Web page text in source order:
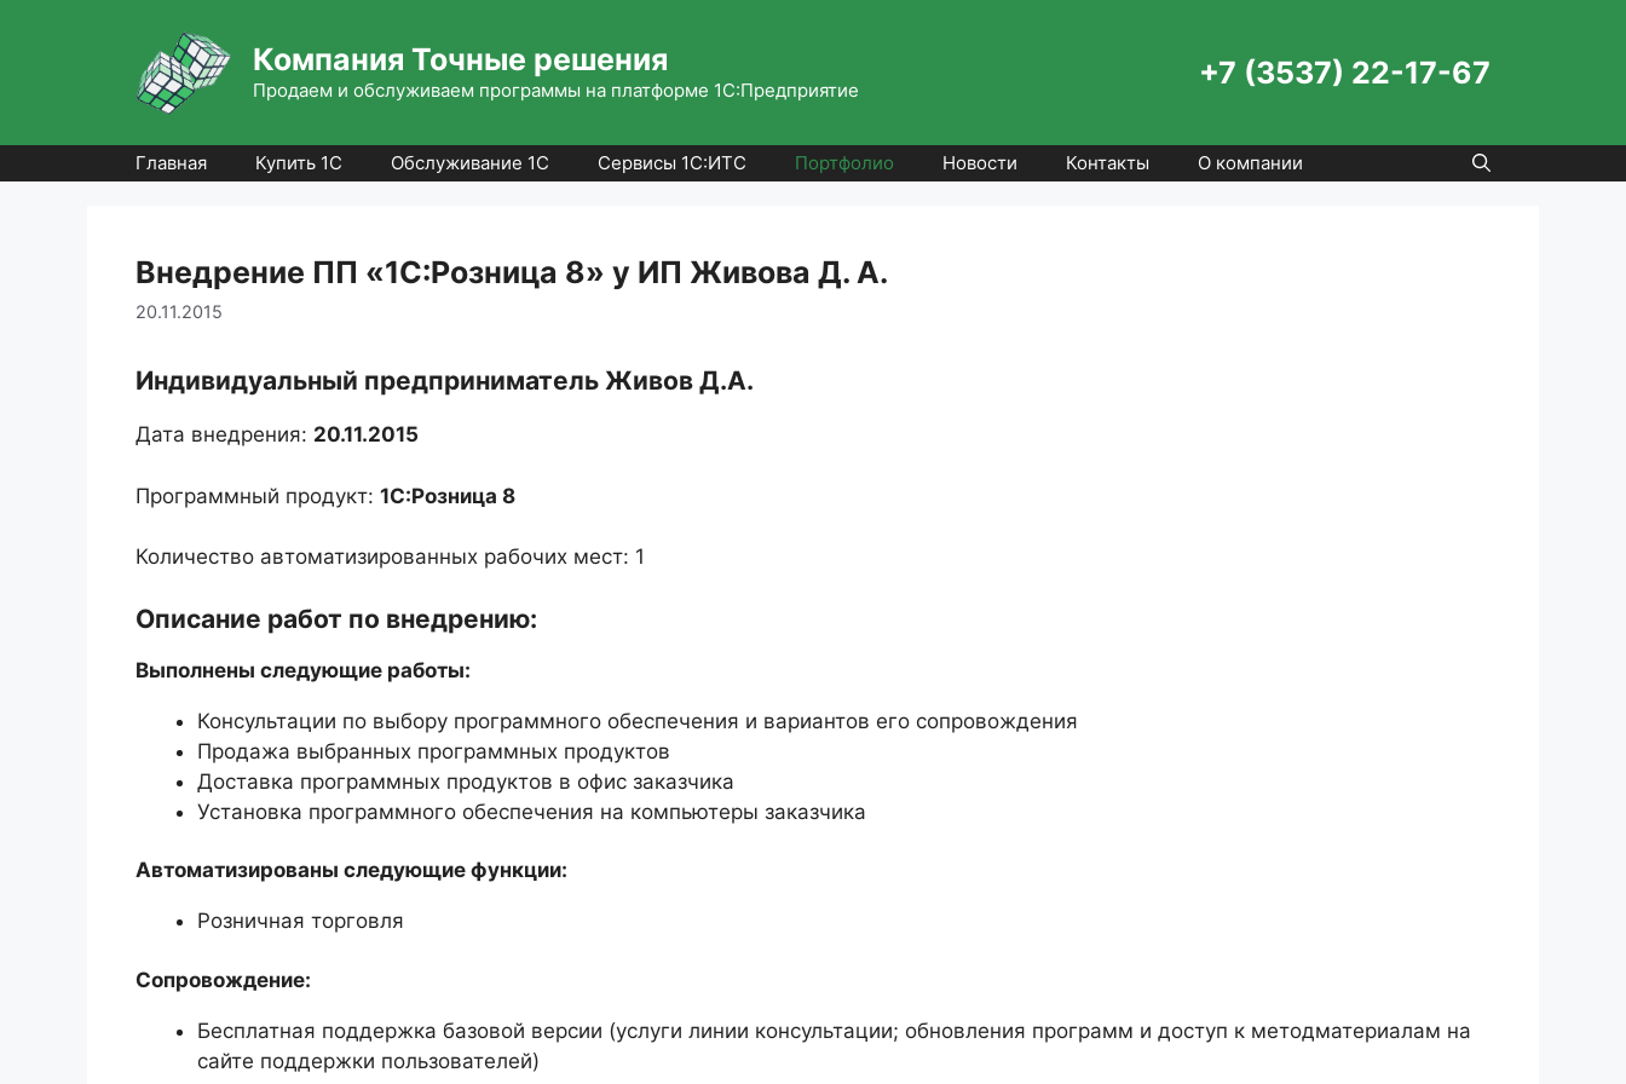
содержимому
Компания Точные решения
Продаем и обслуживаем программы на платформе 1С:Предприятие +7 (3537) 22-17-67
Главная Купить 1С Обслуживание 1С Сервисы 1С:ИТС Портфолио Новости Контакты О компании
Внедрение ПП «1С:Розница 8» у ИП Живова Д. А.
20.11.2015
Индивидуальный предприниматель Живов Д.А.
Дата внедрения: 20.11.2015
Программный продукт: 1С:Розница 8
Количество автоматизированных рабочих мест: 1
Описание работ по внедрению:
Выполнены следующие работы:
Консультации по выбору программного обеспечения и вариантов его сопровождения
Продажа выбранных программных продуктов
Доставка программных продуктов в офис заказчика
Установка программного обеспечения на компьютеры заказчика
Автоматизированы следующие функции:
Розничная торговля
Сопровождение:
Бесплатная поддержка базовой версии (услуги линии консультации; обновления программ и доступ к методматериалам на
сайте поддержки пользователей)